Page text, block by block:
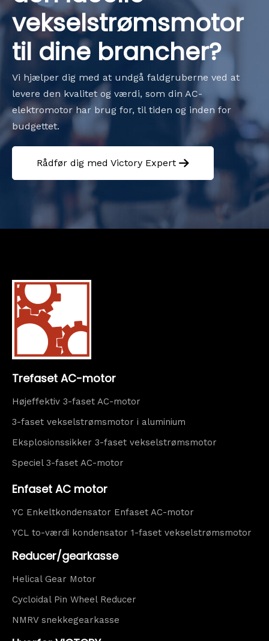
vekselstrømsmotor
til dine brancher?
Vi hjælper dig med at undgå faldgruberne ved at
levere den kvalitet og værdi, som din AC-
elektromotor har brug for, til tiden og inden for
budgettet.
Rådfør dig med Victory Expert
Trefaset AC-motor
Højeffektiv 3-faset AC-motor
3-faset vekselstrømsmotor i aluminium
Eksplosionssikker 3-faset vekselstrømsmotor
Speciel 3-faset AC-motor
Enfaset AC motor
YC Enkeltkondensator Enfaset AC-motor
YCL to-værdi kondensator 1-faset vekselstrømsmotor
Reducer/gearkasse
Helical Gear Motor
Cycloidal Pin Wheel Reducer
NMRV snekkegearkasse